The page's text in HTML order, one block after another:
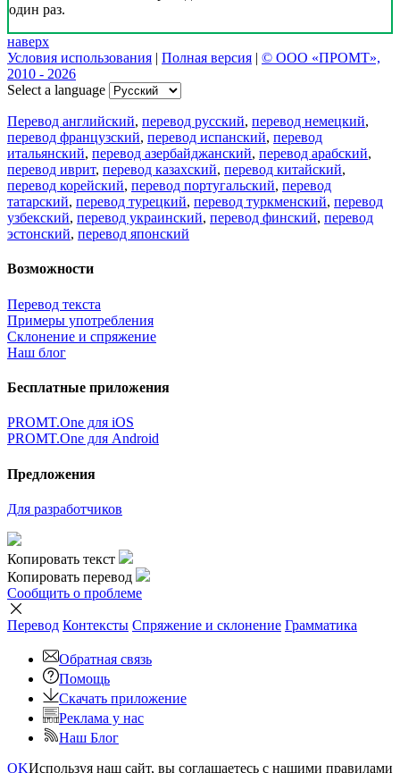
один раз.
наверх
Условия использования | Полная версия | © ООО «ПРОМТ»,
2010 - 2026
Select a language
Перевод английский, перевод русский, перевод немецкий,
перевод французский, перевод испанский, перевод
итальянский, перевод азербайджанский, перевод арабский,
перевод иврит, перевод казахский, перевод китайский,
перевод корейский, перевод португальский, перевод
татарский, перевод турецкий, перевод туркменский, перевод
узбекский, перевод украинский, перевод финский, перевод
эстонский, перевод японский
Возможности
Перевод текста
Примеры употребления
Склонение и спряжение
Наш блог
Бесплатные приложения
PROMT.One для iOS
PROMT.One для Android
Предложения
Для разработчиков
Копировать текст
Копировать перевод
Сообщить о проблеме
Перевод Контексты Спряжение и склонение Грамматика
Обратная связь
Помощь
Скачать приложение
Реклама у нас
Наш Блог
OKИспользуя наш сайт, вы соглашаетесь с нашими правилами